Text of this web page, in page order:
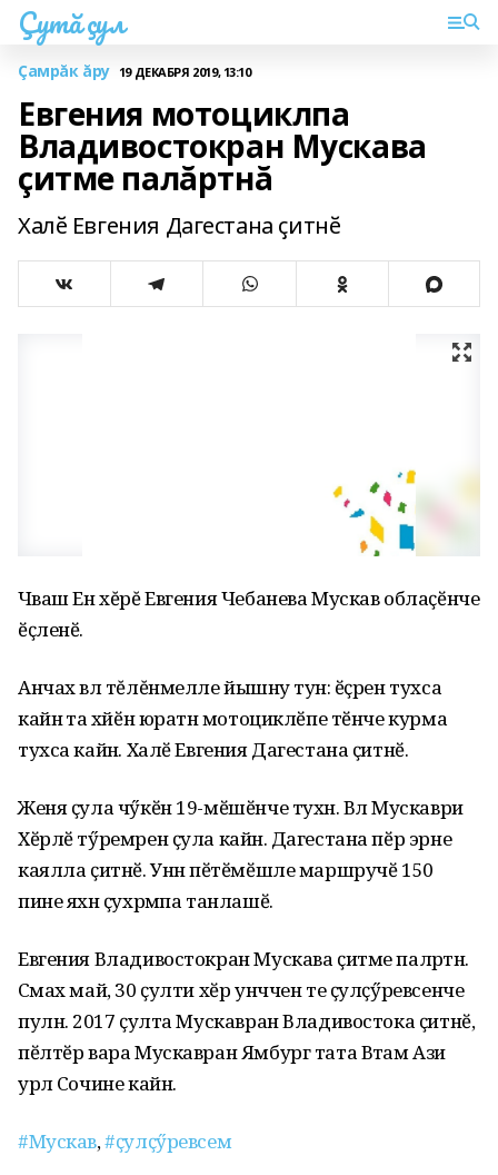
Çутă çул
Çамрăк ăру 19 ДЕКАБРЯ 2019, 13:10
Евгения мотоциклпа
Владивостокран Мускава
çитме палăртнă
Халӗ Евгения Дагестана ҫитнӗ
Чӑваш Ен хĕрĕ Евгения Чебанева Мускав облаҫӗнче
ӗҫленӗ.
Анчах вӑл тĕлĕнмелле йышӑну тунӑ: ӗҫрен тухса
кайнӑ та хӑйӗн юратнӑ мотоциклӗпе тӗнче курма
тухса кайнӑ. Халӗ Евгения Дагестана ҫитнӗ.
Женя ҫула чӳкӗн 19-мӗшӗнче тухнӑ. Вӑл Мускаври
Хӗрлӗ тӳремрен ҫула кайнӑ. Дагестана пӗр эрне
каялла ҫитнӗ. Унӑн пӗтӗмӗшле маршручӗ 150
пине яхӑн ҫухрӑмпа танлашӗ.
Евгения Владивостокран Мускава ҫитме палӑртнӑ.
Сӑмах май, 30 ҫулти хӗр унччен те ҫулҫӳревсенче
пулнӑ. 2017 ҫулта Мускавран Владивостока ҫитнӗ,
пӗлтӗр вара Мускавран Ямбург тата Вӑтам Ази
урлӑ Сочине кайнӑ.
#Мускав,#ҫулҫӳревсем